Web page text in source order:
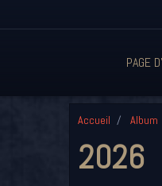
PAGE
Accueil Album
2026